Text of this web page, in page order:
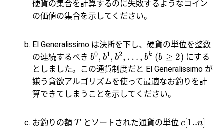
硬貨の集合を計算するのに失敗するようなコイン
の価値の集合を示してください。
El Generalissimo は決断を下し、硬貨の単位を整数
の連続するべき b0, b1, b2, … , bk (b ≥ 2) にする
としました。この通貨制度だと El Generalissimo が
嫌う貪欲アルゴリズムを使って最適なお釣りを計
算できてしまうことを示してください。
お釣りの額 T とソートされた通貨の単位 c[1..n]